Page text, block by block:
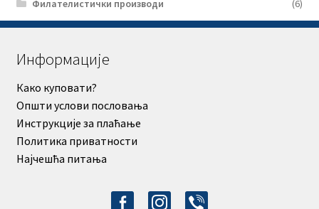
Филателистички производи
(6)
Информације
Како куповати?
Општи услови пословања
Инструкције за плаћање
Политика приватности
Најчешћа питања
facebook-instagram
viber